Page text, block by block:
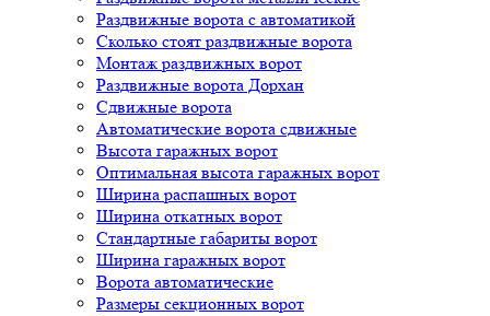
Раздвижные ворота с автоматикой
Сколько стоят раздвижные ворота
Монтаж раздвижных ворот
Раздвижные ворота Дорхан
Сдвижные ворота
Автоматические ворота сдвижные
Высота гаражных ворот
Оптимальная высота гаражных ворот
Ширина распашных ворот
Ширина откатных ворот
Стандартные габариты ворот
Ширина гаражных ворот
Ворота автоматические
Размеры секционных ворот